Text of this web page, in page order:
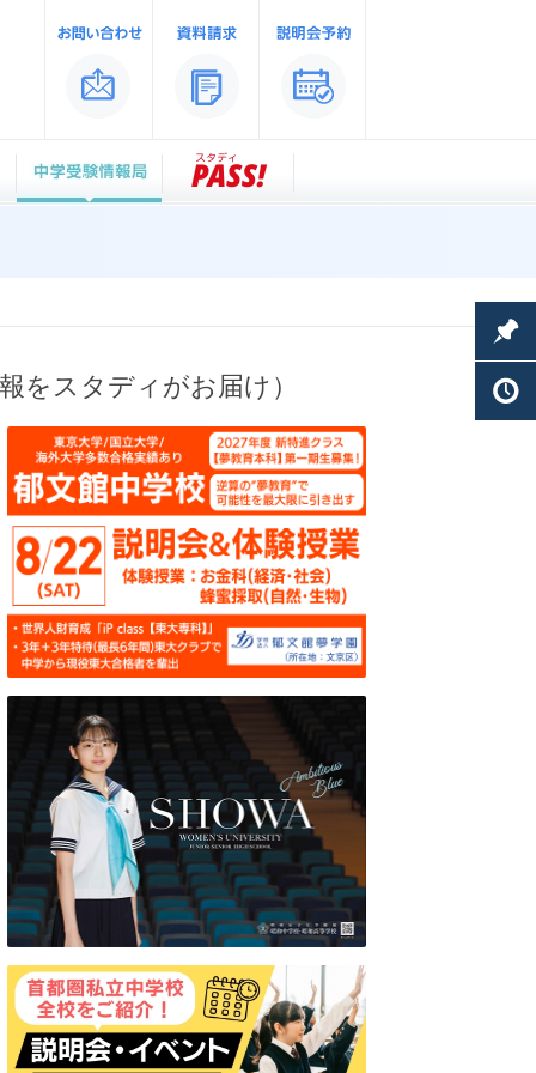
をスタディがお届け）